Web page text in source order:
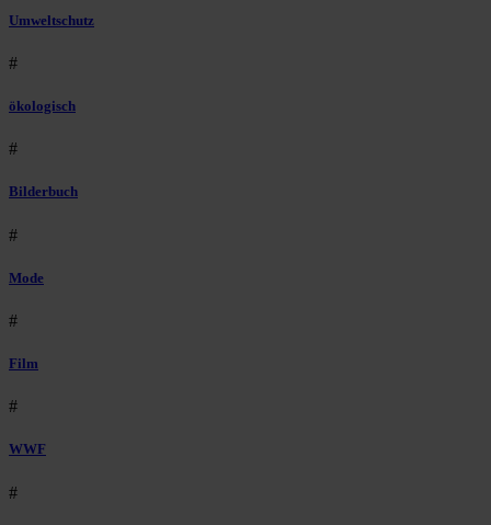
Umweltschutz
#
ökologisch
#
Bilderbuch
#
Mode
#
Film
#
WWF
#